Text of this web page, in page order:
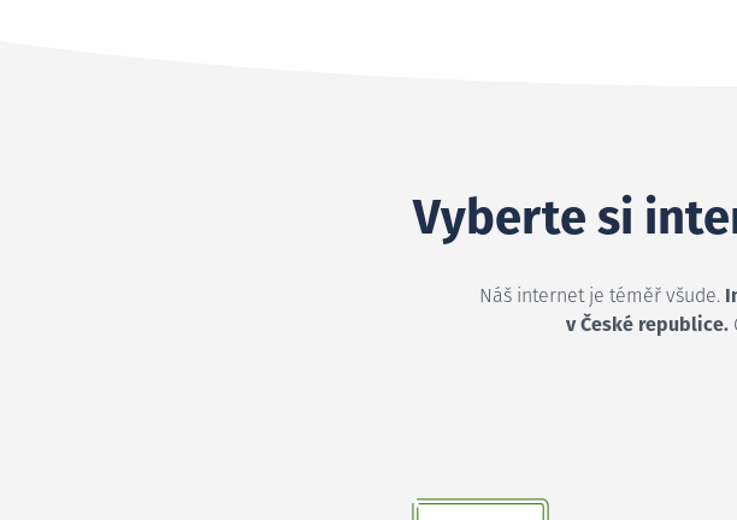
Vyberte si
Náš internet je téměř všude.
v České republice.